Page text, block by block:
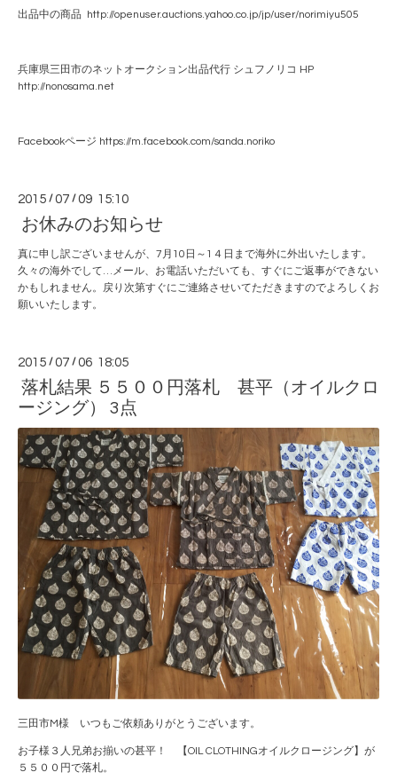
出品中の商品 http://openuser.auctions.yahoo.co.jp/jp/user/norimiyu505
兵庫県三田市のネットオークション出品代行 シュフノリコ HP
http://nonosama.net
Facebookページ https://m.facebook.com/sanda.noriko
2015 /07 /09 15:10
お休みのお知らせ
真に申し訳ございませんが、7月10日～1４日まで海外に外出いたします。
久々の海外でして…メール、お電話いただいても、すぐにご返事ができない
かもしれません。戻り次第すぐにご連絡させいてただきますのでよろしくお
願いいたします。
2015 /07 /06 18:05
落札結果 ５５００円落札 甚平（オイルクロ
ージング） 3点
三田市M様 いつもご依頼ありがとうございます。
お子様３人兄弟お揃いの甚平！ 【OIL CLOTHINGオイルクロージング】が
５５００円で落札。